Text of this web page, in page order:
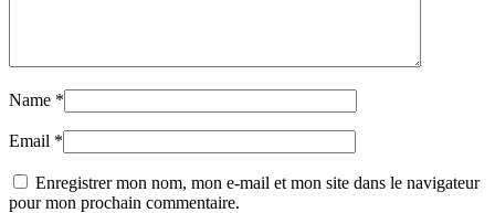
Name *
Email *
Enregistrer mon nom, mon e-mail et mon site dans le navigateur
pour mon prochain commentaire.